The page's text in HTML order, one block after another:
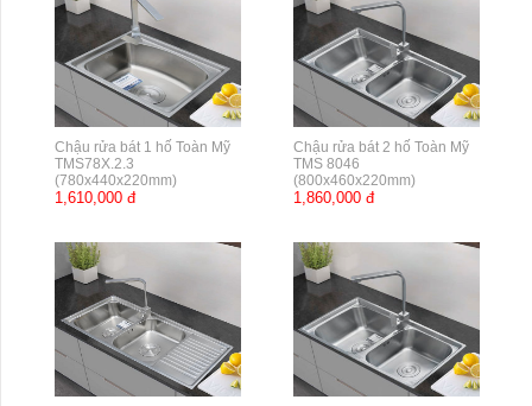
Chậu rửa bát 1 hố Toàn Mỹ
TMS78X.2.3
(780x440x220mm)
1,610,000 đ
Chậu rửa bát 2 hố Toàn Mỹ
TMS 8046
(800x460x220mm)
1,860,000 đ